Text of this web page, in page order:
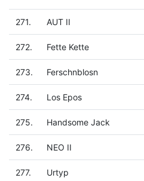
271. AUT II
272. Fette Kette
273. Ferschnblosn
274. Los Epos
275. Handsome Jack
276. NEO II
277. Urtyp